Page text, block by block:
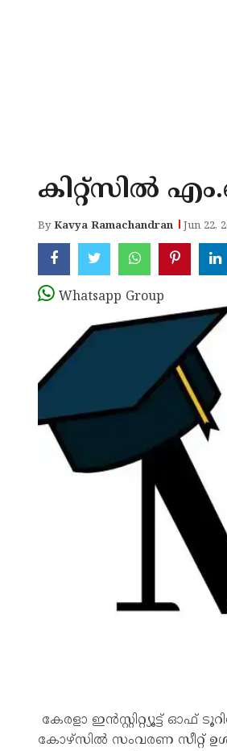
കിറ്റ്സില്‍
ByKavya Ramachandran Jun 22,
Whatsapp Group
കേരളാ ഇന്‍സ്റ്റിറ്റ്യൂട്ട് ഓഫ്
കോഴ്സില്‍ സംവരണ സീറ്റ്